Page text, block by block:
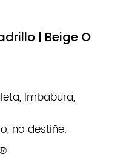
| Beige O
Imbabura,
no destiñe.